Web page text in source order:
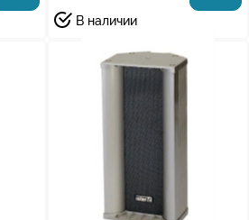
В наличии